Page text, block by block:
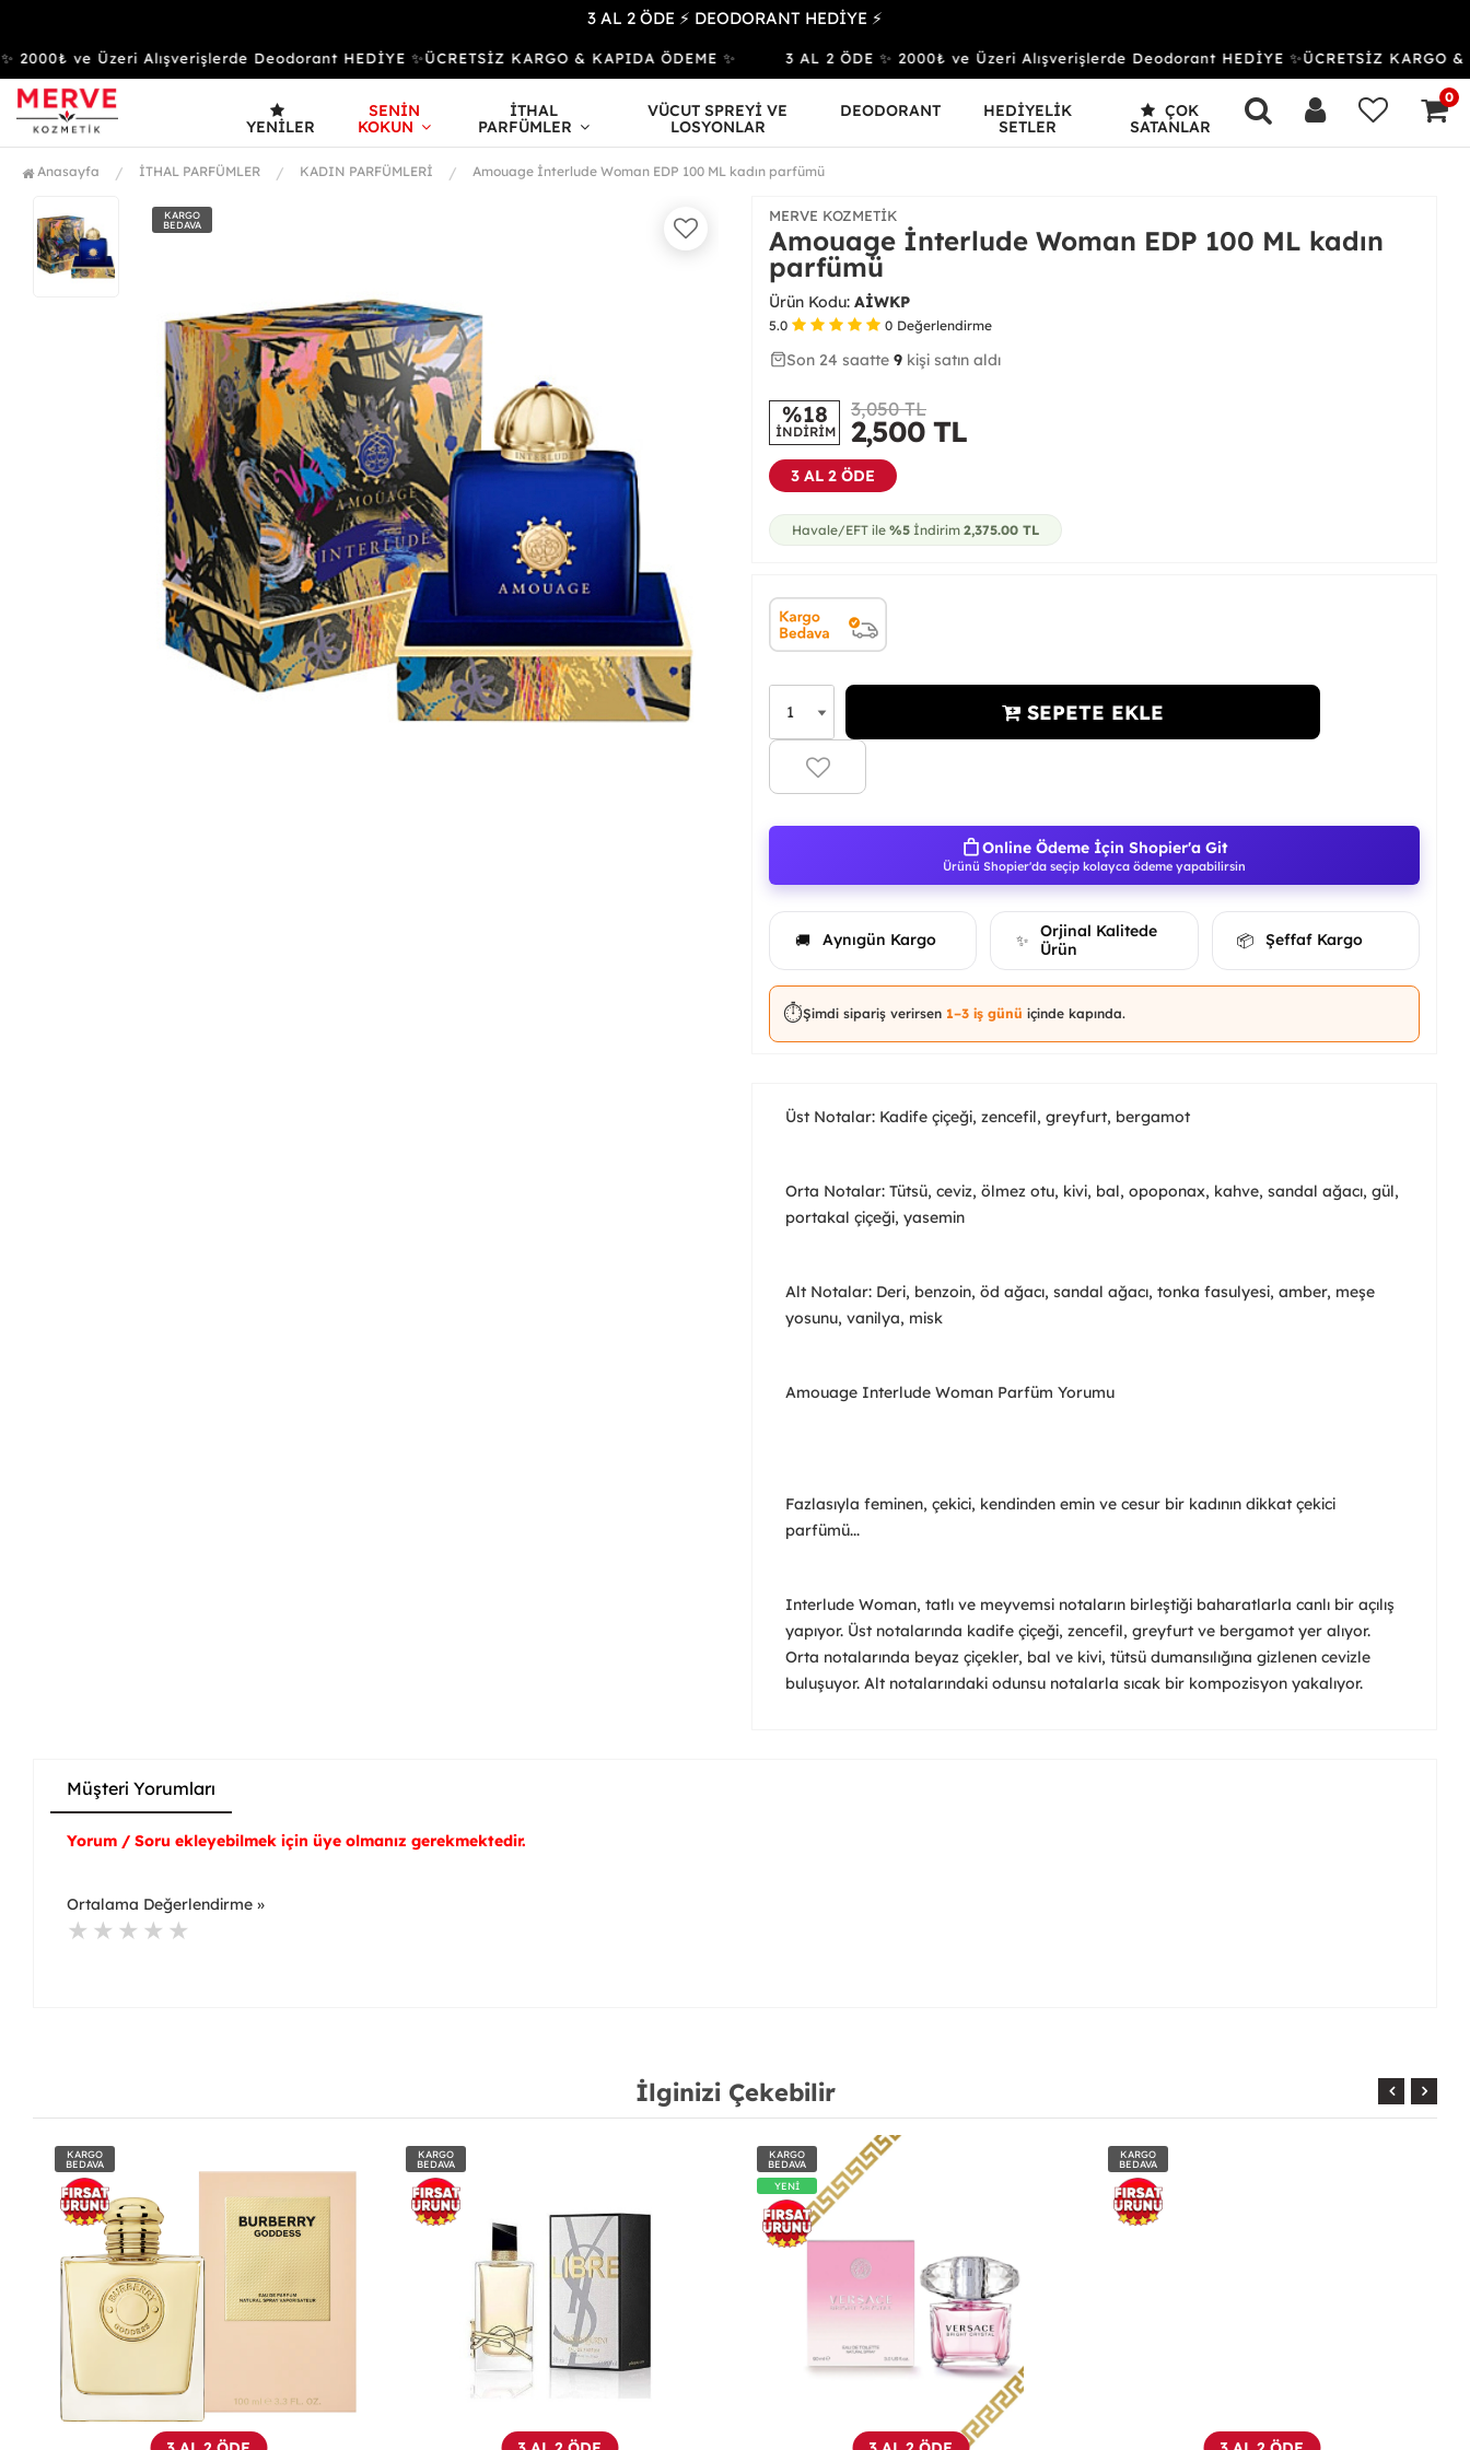
3 AL 2 ÖDE ⚡ DEODORANT HEDİYE ⚡
ve Üzeri Alışverişlerde Deodorant HEDİYE ✨ÜCRETSİZ KARGO & KAPIDA ÖDEME ✨ 3 AL 2 ÖDE ✨ 2000₺ ve Üzeri Alışverişlerde Deodorant HEDİYE ✨ÜCRETSİZ KARGO &
YENILER
SENİN
KOKUN
İTHAL
PARFÜMLER
VÜCUT SPREYİ VE
LOSYONLAR
DEODORANT
HEDİYELİK
SETLER
ÇOK
SATANLAR
0
Anasayfa İTHAL PARFÜMLER KADIN PARFÜMLERİ Amouage İnterlude Woman EDP 100 ML kadın parfümü
KARGO
BEDAVA
MERVE KOZMETIK
Amouage İnterlude Woman EDP 100 ML kadın
parfümü
Ürün Kodu: AİWKP
5.0 0 Değerlendirme
25 42
Son 24 saatte 9 kişi satın aldı
%18
İNDİRİM
3,050 TL
2,500 TL
3 AL 2 ÖDE
Havale/EFT ile %5 İndirim 2,375.00 TL
SEPETE EKLE
Online Ödeme İçin Shopier'a Git
Ürünü Shopier'da seçip kolayca ödeme yapabilirsin
🚚 Aynıgün Kargo ✨
Orjinal Kalitede
Ürün
📦 Şeffaf Kargo
⏱️Şimdi sipariş verirsen 1–3 iş günü içinde kapında.
Üst Notalar: Kadife çiçeği, zencefil, greyfurt, bergamot
Orta Notalar: Tütsü, ceviz, ölmez otu, kivi, bal, opoponax, kahve, sandal ağacı, gül,
portakal çiçeği, yasemin
Alt Notalar: Deri, benzoin, öd ağacı, sandal ağacı, tonka fasulyesi, amber, meşe
yosunu, vanilya, misk
Amouage Interlude Woman Parfüm Yorumu
Fazlasıyla feminen, çekici, kendinden emin ve cesur bir kadının dikkat çekici
parfümü...
Interlude Woman, tatlı ve meyvemsi notaların birleştiği baharatlarla canlı bir açılış
yapıyor. Üst notalarında kadife çiçeği, zencefil, greyfurt ve bergamot yer alıyor.
Orta notalarında beyaz çiçekler, bal ve kivi, tütsü dumansılığına gizlenen cevizle
buluşuyor. Alt notalarındaki odunsu notalarla sıcak bir kompozisyon yakalıyor.
Müşteri Yorumları
Yorum / Soru ekleyebilmek için üye olmanız gerekmektedir.
Ortalama Değerlendirme »
İlginizi Çekebilir
KARGO
BEDAVA
KARGO
BEDAVA
KARGO
BEDAVA
YENİ
KARGO
BEDAVA